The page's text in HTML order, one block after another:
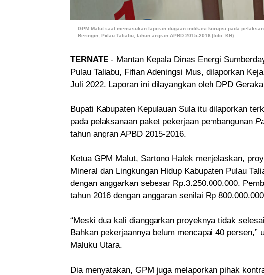
GPM Malut saat memasukan laporan dugaan indikasi korupsi pada
Beringin, Pulau Taliabu, tahun angran APBD 2015-2016 (foto: KH)
TERNATE - Mantan Kepala Dinas Energi
Pulau Taliabu, Fifian Adeningsi Mus, dilaporkan
Juli 2022. Laporan ini dilayangkan oleh DPD
Bupati Kabupaten Kepulauan Sula itu dilaporkan
pada pelaksanaan paket pekerjaan pembangunan
tahun angran APBD 2015-2016.
Ketua GPM Malut, Sartono Halek menjelaskan,
Mineral dan Lingkungan Hidup Kabupaten Pulau
dengan anggarkan sebesar Rp.3.250.000.000.
tahun 2016 dengan anggaran senilai Rp
“Meski dua kali dianggarkan proyeknya tidak
Bahkan pekerjaannya belum mencapai 40
Maluku Utara.
Dia menyatakan, GPM juga melaporkan pihak